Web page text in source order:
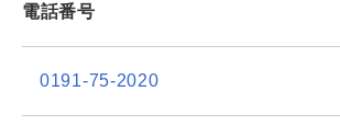
電話番号
0191-75-2020